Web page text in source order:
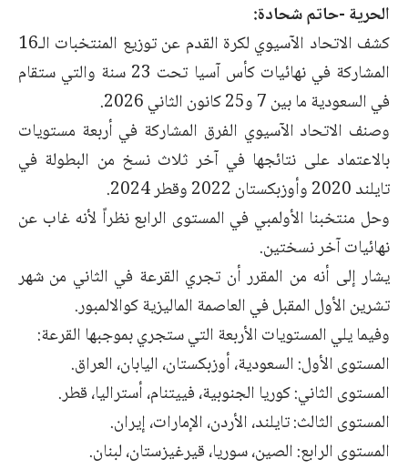
الحرية -حاتم شحادة:
كشف الاتحاد الآسيوي لكرة القدم عن توزيع المنتخبات الـ16
المشاركة في نهائيات كأس آسيا تحت 23 سنة والتي ستقام
في السعودية ما بين 7 و25 كانون الثاني 2026.
وصنف الاتحاد الآسيوي الفرق المشاركة في أربعة مستويات
بالاعتماد على نتائجها في آخر ثلاث نسخ من البطولة في
تايلند 2020 وأوزبكستان 2022 وقطر 2024.
وحل منتخبنا الأولمبي في المستوى الرابع نظراً لأنه غاب عن
نهائيات آخر نسختين.
يشار إلى أنه من المقرر أن تجري القرعة في الثاني من شهر
تشرين الأول المقبل في العاصمة الماليزية كوالالمبور.
وفيما يلي المستويات الأربعة التي ستجري بموجبها القرعة:
المستوى الأول: السعودية، أوزبكستان، اليابان، العراق.
المستوى الثاني: كوريا الجنوبية، فييتنام، أستراليا، قطر.
المستوى الثالث: تايلند، الأردن، الإمارات، إيران.
المستوى الرابع: الصين، سوريا، قيرغيزستان، لبنان.